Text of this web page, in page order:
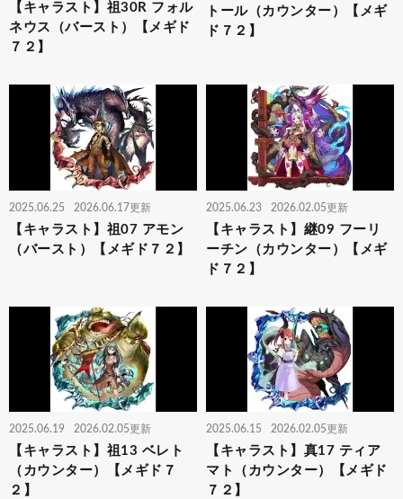
【キャラスト】祖30R フォル
ネウス（バースト）【メギド
７２】
トール（カウンター）【メギ
ド７２】
2025.06.25 2026.06.17更新
【キャラスト】祖07 アモン
（バースト）【メギド７２】
2025.06.23 2026.02.05更新
【キャラスト】継09 フーリ
ーチン（カウンター）【メギ
ド７２】
2025.06.19 2026.02.05更新
【キャラスト】祖13 ベレト
（カウンター）【メギド７
２】
2025.06.15 2026.02.05更新
【キャラスト】真17 ティア
マト（カウンター）【メギド
７２】